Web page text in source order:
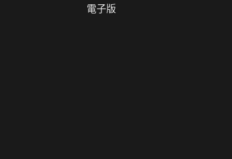
電子版